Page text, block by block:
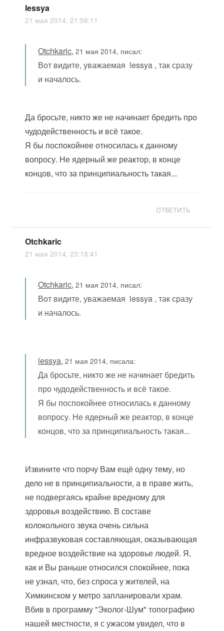
lessya
21 мая 2014, 21:58:11
Otchkaric,21 мая 2014, писал:
Вот видите, уважаемая lessya , так сразу
и началось.
Да бросьте, никто же не начинает бредить про
чудодейственность и всё такое.
Я бы поспокойнее относилась к данному
вопросу. Не ядерный же реактор, в конце
концов, что за принципиальность такая...
ОТВЕТИТЬ
Otchkaric
21 мая 2014, 23:18:41
Otchkaric,21 мая 2014, писал:
Вот видите, уважаемая lessya , так сразу
и началось.
lessya,21 мая 2014, писала:
Да бросьте, никто же не начинает бредить
про чудодейственность и всё такое.
Я бы поспокойнее относилась к данному
вопросу. Не ядерный же реактор, в конце
концов, что за принципиальность такая...
Извините что порчу Вам ещё одну тему, но
дело не в принципиальности, а в праве жить,
не подвергаясь крайне вредному для
здоровья воздействию. В составе
колокольного звука очень сильна
инфразвуковая составляющая, оказывающая
вредное воздействие на здоровье людей. Я,
как и Вы раньше относился спокойнее, пока
не узнал, что, без спроса у жителей, на
Химкинском у метро запланировали храм.
Вбив в программу "Эколог-Шум" топографию
нашей местности, я с ужасом увидел, что в